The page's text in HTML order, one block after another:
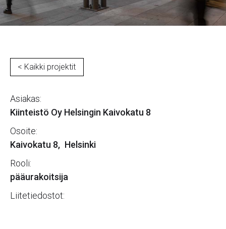
< Kaikki projektit
Asiakas:
Kiinteistö Oy Helsingin Kaivokatu 8
Osoite:
Kaivokatu 8, Helsinki
Rooli:
pääurakoitsija
Liitetiedostot: